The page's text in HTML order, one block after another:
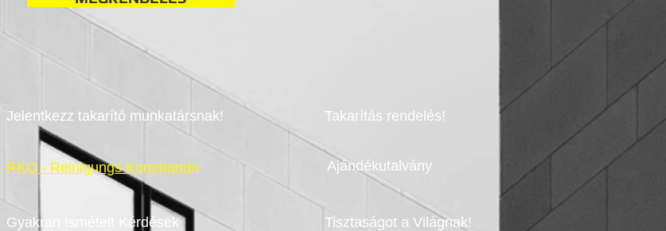
Jelentkezz takarító munkatársnak! Takarítás rendelés!
Gyakran Ismételt Kérdések
Ajándékutalvány
RKO - Reinigungs Kommando
Tisztaságot a Világnak!